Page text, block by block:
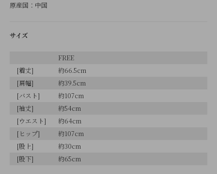
原産国：中国
サイズ
FREE
[着丈]
約66.5cm
[肩幅]
約39.5cm
[バスト]
約107cm
[袖丈]
約54cm
[ウエスト]
約64cm
[ヒップ]
約107cm
[股上]
約30cm
[股下]
約65cm